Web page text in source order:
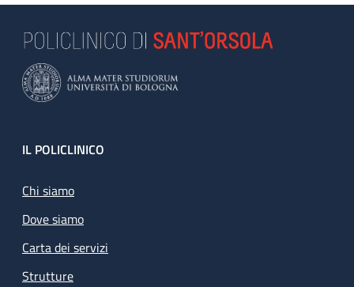
Footer
IL POLICLINICO
Chi siamo
Dove siamo
Carta dei servizi
Strutture